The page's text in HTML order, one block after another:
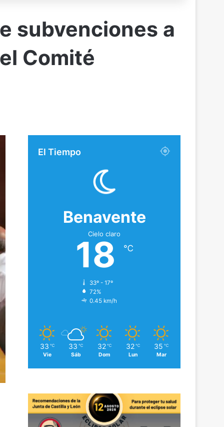
subvenciones a
Comité
El Tiempo
Benavente
Cielo claro
18 ℃
33º - 17º
72%
0.45 km/h
33 ℃
Vie
33 ℃
Sáb
32 ℃
Dom
32 ℃
Lun
35 ℃
Mar